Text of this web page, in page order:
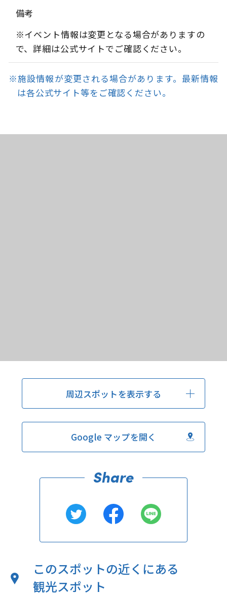
備考
※イベント情報は変更となる場合がありますの
で、詳細は公式サイトでご確認ください。
※施設情報が変更される場合があります。最新情報
は各公式サイト等をご確認ください。
周辺スポットを表示する
Google マップを開く
このスポットの近くにある
観光スポット